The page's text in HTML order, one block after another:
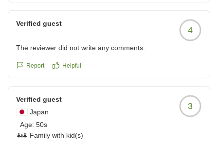
1点だけ、冷房が寒すぎて切るか付けるかしか出来なかった
クチコミの詳細はこちらから
https://review.travel.rakuten.co.jp/hotel/voice/888?
Verified guest
4
The reviewer did not write any comments.
Report Helpful
Verified guest
Japan
Age: 50s
Family with kid(s)
3